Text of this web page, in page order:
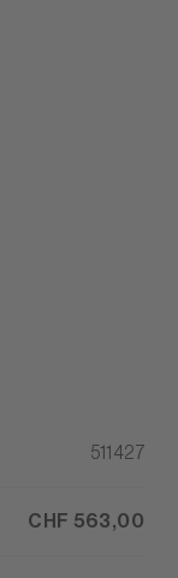
511427
CHF 563,00